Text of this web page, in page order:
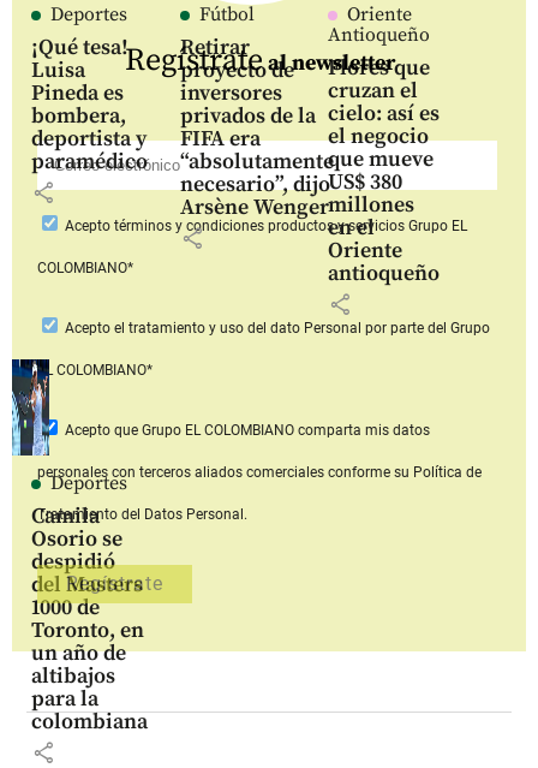
Deportes
¡Qué tesa!
Luisa
Pineda es
bombera,
deportista y
paramédico
share
Fútbol
Retirar
proyecto de
inversores
privados de la
FIFA era
“absolutamente
necesario”, dijo
Arsène Wenger
share
Oriente
Antioqueño
Flores que
cruzan el
cielo: así es
el negocio
que mueve
US$ 380
millones
en el
Oriente
antioqueño
share
Deportes
Camila
Osorio se
despidió
del Masters
1000 de
Toronto, en
un año de
altibajos
para la
colombiana
share
Regístrateal newsletter
Aceptotérminos y condiciones productos y serviciosGrupo EL
COLOMBIANO*
Acepto el tratamiento y uso del dato Personal por parte del Grupo
EL COLOMBIANO*
Acepto que Grupo EL COLOMBIANOcomparta mis datos
personales con terceros aliados comerciales conforme su Política de
Tratamiento del Datos Personal.